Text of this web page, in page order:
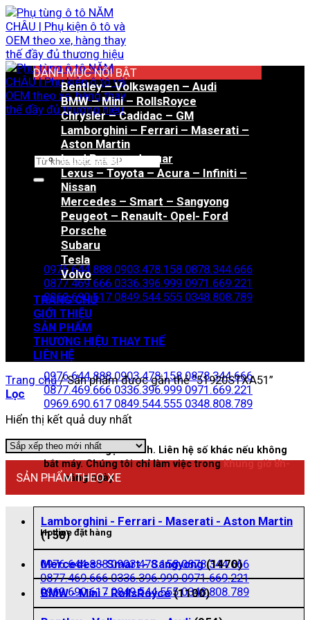
Bỏ
qua
nội
dung
Tìm
Hotline đặt hàng
0976.644.888 0903.478.158 0878.344.666
0877.469.666 0336.396.999 0971.669.221
0969.690.617 0849.544.555 0348.808.789
Zalo đặt hàng
0976.644.888 0903.478.158 0878.344.666
0877.469.666 0336.396.999 0971.669.221
0969.690.617 0849.544.555 0348.808.789
Nhấn vào để gọi nhanh. Liên hệ số khác nếu không
bắt máy. Chúng tôi chỉ làm việc trongkhung giờ 8h-
21hhằng ngày
Hotline đặt hàng
0976.644.888 0903.478.158 0878.344.666
0877.469.666 0336.396.999 0971.669.221
0969.690.617 0849.544.555 0348.808.789
DANH MỤC NỔI BẬT
Bentley – Volkswagen – Audi
BMW – Mini – RollsRoyce
Chrysler – Cadidac – GM
Lamborghini – Ferrari – Maserati –
Aston Martin
Land Rover – Jaguar
Lexus – Toyota – Acura – Infiniti –
Nissan
Mercedes – Smart – Sangyong
Peugeot – Renault- Opel- Ford
Porsche
Subaru
Tesla
Volvo
TRANG CHỦ
GIỚI THIỆU
SẢN PHẨM
THƯƠNG HIỆU THAY THẾ
LIÊN HỆ
Trang chủ /Sản phẩm được gắn thẻ “51920STXA51”
Lọc
Hiển thị kết quả duy nhất
SẢN PHẨM THEO XE
Lamborghini - Ferrari - Maserati - Aston Martin
(158)
Mercedes - Smart - Sangyong (1470)
BMW - Mini - RollsRoyce (1100)